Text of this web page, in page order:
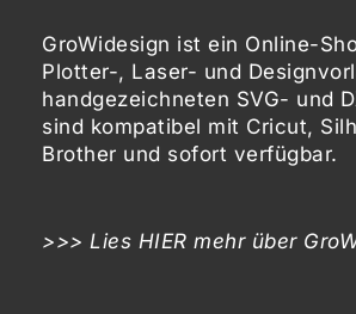
GroWidesign ist ein Online-
Plotter-, Laser- und
handgezeichneten SVG- und
sind kompatibel mit Cricut,
Brother und sofort verfügbar.
>>> Lies HIER mehr über